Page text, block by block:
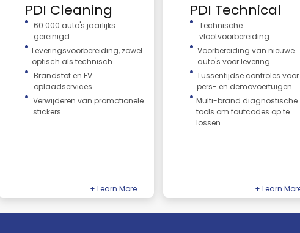
PDI Cleaning
60.000 auto's jaarlijks
gereinigd
Leveringsvoorbereiding, zowel
optisch als technisch
Brandstof en EV
oplaadservices
Verwijderen van promotionele
stickers
+ Learn More
PDI Technical
Technische
vlootvoorbereiding
Voorbereiding van nieuwe
auto's voor levering
Tussentijdse controles voor
pers- en demovoertuigen
Multi-brand diagnostische
tools om foutcodes op te
lossen
+ Learn